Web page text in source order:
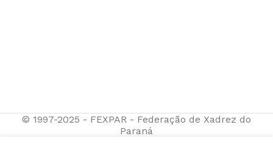
© 1997-2025 - FEXPAR - Federação de Xadrez do
Paraná